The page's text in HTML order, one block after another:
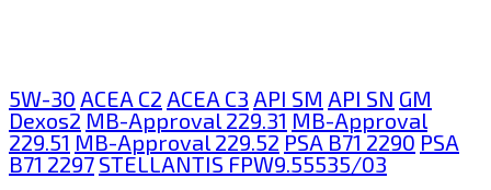
5W-30 ACEA C2 ACEA C3 API SM API SN GM
Dexos2 MB-Approval 229.31 MB-Approval
229.51 MB-Approval 229.52 PSA B71 2290 PSA
B71 2297 STELLANTIS FPW9.55535/03